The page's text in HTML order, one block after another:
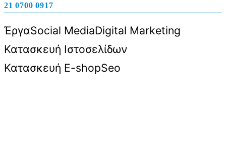
21 0700 0917
ΈργαSocial MediaDigital Marketing
Κατασκευή Ιστοσελίδων
Κατασκευή E-shopSeo